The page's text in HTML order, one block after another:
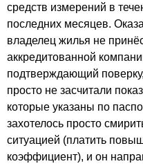
средств измерений в
последних месяцев.
владелец жилья не
аккредитованной
подтверждающий
просто не засчитали
которые указаны по
захотелось просто
ситуацией (платить
коэффициент), и он